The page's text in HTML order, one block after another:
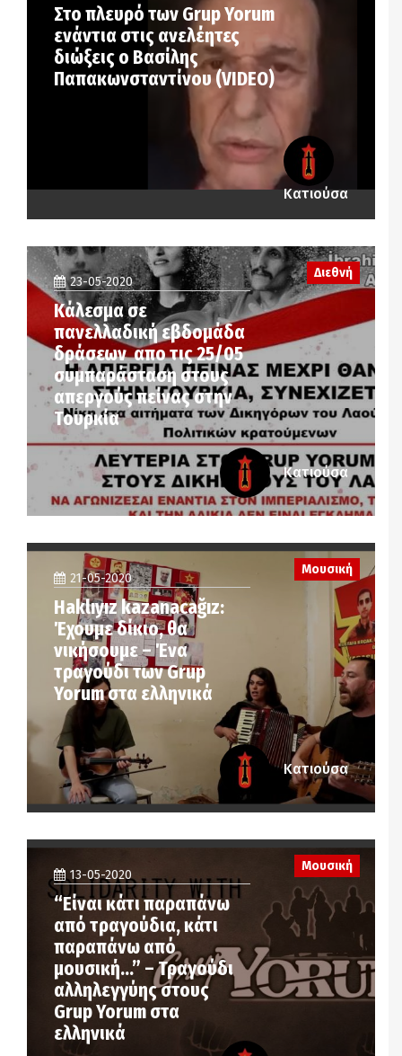
Στο πλευρό των Grup Yorum
ενάντια στις ανελέητες
διώξεις ο Βασίλης
Παπακωνσταντίνου (VIDEO)
Κατιούσα
23-05-2020
Κάλεσμα σε
πανελλαδική εβδομάδα
δράσεων απο τις 25/05
συμπαράσταση στους
απεργούς πείνας στην
Τουρκία
Διεθνή
Κατιούσα
21-05-2020
Haklıyız kazanacağız:
Έχουμε δίκιο, θα
νικήσουμε – Ένα
τραγούδι των Grup
Yorum στα ελληνικά
Μουσική
Κατιούσα
13-05-2020
“Είναι κάτι παραπάνω
από τραγούδια, κάτι
παραπάνω από
μουσική…” – Τραγούδι
αλληλεγγύης στους
Grup Yorum στα
ελληνικά
Μουσική